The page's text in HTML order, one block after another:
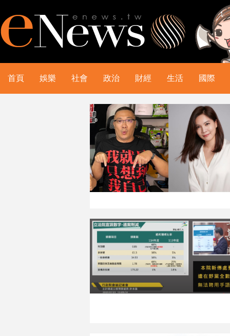
首頁 娛樂 社會 政治 財經 生活 國際